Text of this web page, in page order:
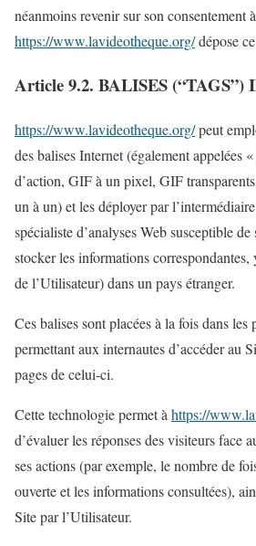
néanmoins revenir sur son consentement
https://www.lavideotheque.org/dépose
Article 9.2. BALISES (“TAGS”)
https://www.lavideotheque.org/peut
des balises Internet (également appelées
d’action, GIF à un pixel, GIF
un à un) et les déployer par
spécialiste d’analyses Web susceptible
stocker les informations correspondantes,
de l’Utilisateur) dans un pays étranger.
Ces balises sont placées à la fois dans
permettant aux internautes d’accéder au
pages de celui-ci.
Cette technologie permet à https://
d’évaluer les réponses des visiteurs face
ses actions (par exemple, le nombre de
ouverte et les informations consultées),
Site par l’Utilisateur.